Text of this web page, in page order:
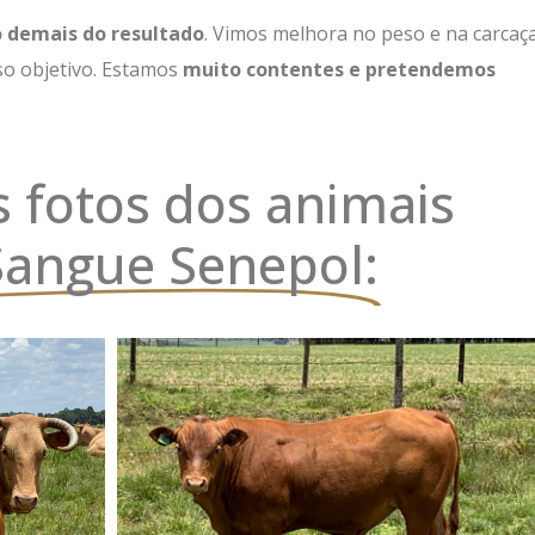
demais do resultado. Vimos melhora no peso e na
objetivo. Estamos muito contentes e pretendemos
fotos dos animais
Senepol: